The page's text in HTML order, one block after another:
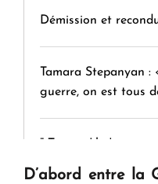
Démission et
Tamara Stepanyan
guerre, on est tous
question d'un
D’abord entre la